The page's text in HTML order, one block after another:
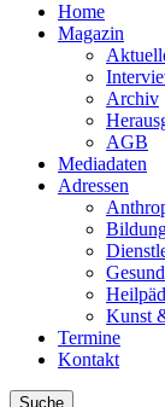
Home
Magazin
Archiv
AGB
Mediadaten
Adressen
Kunst
Termine
Kontakt
Suche